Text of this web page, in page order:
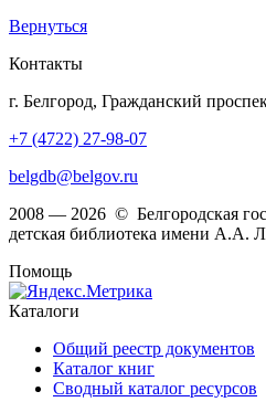
Вернуться
Контакты
г. Белгород, Гражданский
+7 (4722) 27-98-07
belgdb@belgov.ru
2008 — 2026 © Белгородская
детская библиотека имени А.А.
Помощь
Каталоги
Общий реестр документов
Каталог книг
Сводный каталог ресурсов